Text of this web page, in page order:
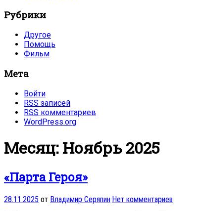
Рубрики
Другое
Помощь
Фильм
Мета
Войти
RSS записей
RSS комментариев
WordPress.org
Месяц: Ноябрь 2025
«Парта Героя»
28.11.2025 от Владимир Серяпин·Нет комментариев